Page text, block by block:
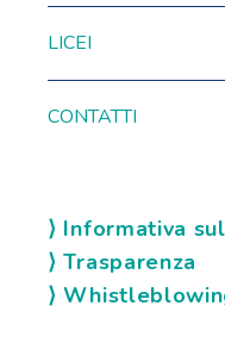
LICEI
CONTATTI
⟩ Informativa
⟩ Trasparenza
⟩